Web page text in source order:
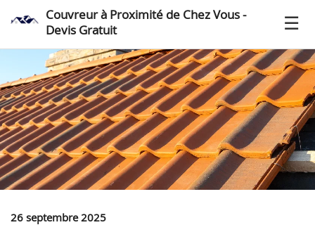
Couvreur à Proximité de Chez Vous -
Devis Gratuit
26 septembre 2025